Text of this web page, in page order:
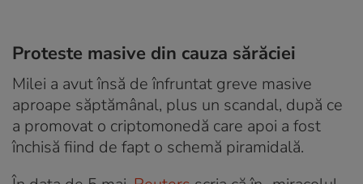
Proteste masive din cauza sărăciei
Milei a avut însă de înfruntat greve masive
aproape săptămânal, plus un scandal, după ce
a promovat o criptomonedă care apoi a fost
închisă fiind de fapt o schemă piramidală.